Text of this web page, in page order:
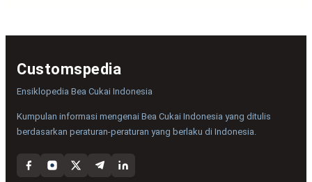
Customspedia
Ensiklopedia Bea Cukai Indonesia
Kumpulan informasi mengenai Bea Cukai Indonesia yang ditulis
berdasarkan peraturan-peraturan yang berlaku di Indonesia.